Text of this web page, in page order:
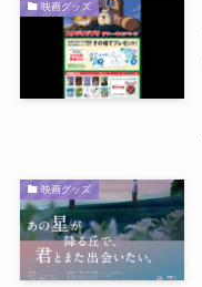
映画グッズ
映画グッズ